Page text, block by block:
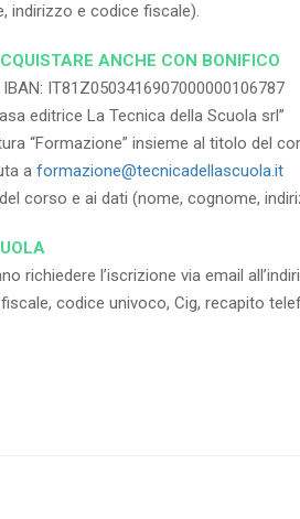
indirizzo e codice fiscale).
ANCHE CON BONIFICO
IBAN: IT81Z0503416907000000106787
editrice La Tecnica della Scuola srl”
“Formazione” insieme al titolo del
a formazione@tecnicadellascuola.it
corso e ai dati (nome, cognome,
richiedere l’iscrizione via email
codice univoco, Cig, recapito